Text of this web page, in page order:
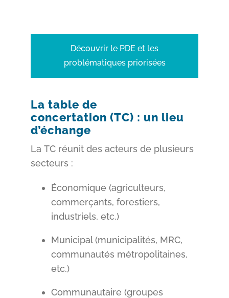
Découvrir le PDE et les
problématiques priorisées
La table de
concertation (TC) : un lieu
d’échange
La TC réunit des acteurs de plusieurs
secteurs :
Économique (agriculteurs,
commerçants, forestiers,
industriels, etc.)
Municipal (municipalités, MRC,
communautés métropolitaines,
etc.)
Communautaire (groupes